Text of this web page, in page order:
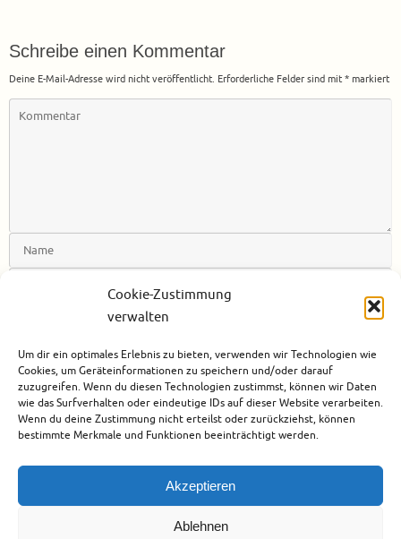
Cookie-Zustimmung
verwalten
Um dir ein optimales Erlebnis zu bieten, verwenden wir Technologien wie
Cookies, um Geräteinformationen zu speichern und/oder darauf
zuzugreifen. Wenn du diesen Technologien zustimmst, können wir Daten
wie das Surfverhalten oder eindeutige IDs auf dieser Website verarbeiten.
Wenn du deine Zustimmung nicht erteilst oder zurückziehst, können
bestimmte Merkmale und Funktionen beeinträchtigt werden.
Akzeptieren
Ablehnen
Schreibe einen Kommentar
Deine E-Mail-Adresse wird nicht veröffentlicht. Erforderliche Felder sind mit * markiert
Benachrichtige mich über nachfolgende Kommentare via E-Mail.
Benachrichtige mich über neue Beiträge via E-Mail.